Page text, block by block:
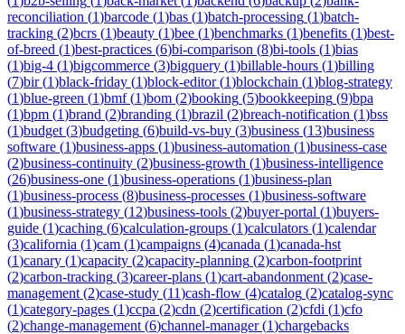
reconciliation (1)barcode (1)bas (1)batch-processing (1)batch-
tracking (2)bcrs (1)beauty (1)bee (1)benchmarks (1)benefits (1)best-
of-breed (1)best-practices (6)bi-comparison (8)bi-tools (1)bias
(1)big-4 (1)bigcommerce (3)bigquery (1)billable-hours (1)billing
(7)bir(1)black-friday (1)block-editor(1)blockchain (1)blog-strategy
(1)blue-green (1)bmf(1)bom (2)booking (5)bookkeeping (9)bpa
(1)bpm (1)brand (2)branding (1)brazil (2)breach-notification (1)bss
(1)budget (3)budgeting (6)build-vs-buy (3)business (13)business
software (1)business-apps (1)business-automation (1)business-case
(2)business-continuity (2)business-growth (1)business-intelligence
(26)business-one (1)business-operations (1)business-plan
(1)business-process (8)business-processes (1)business-software
(1)business-strategy (12)business-tools (2)buyer-portal (1)buyers-
guide (1)caching (6)calculation-groups (1)calculators (1)calendar
(3)california (1)cam (1)campaigns (4)canada (1)canada-hst
(1)canary (1)capacity (2)capacity-planning (2)carbon-footprint
(2)carbon-tracking (3)career-plans (1)cart-abandonment (2)case-
management (2)case-study (11)cash-flow (4)catalog (2)catalog-sync
(1)category-pages (1)ccpa (2)cdn (2)certification (2)cfdi (1)cfo
(2)change-management (6)channel-manager(1)chargebacks